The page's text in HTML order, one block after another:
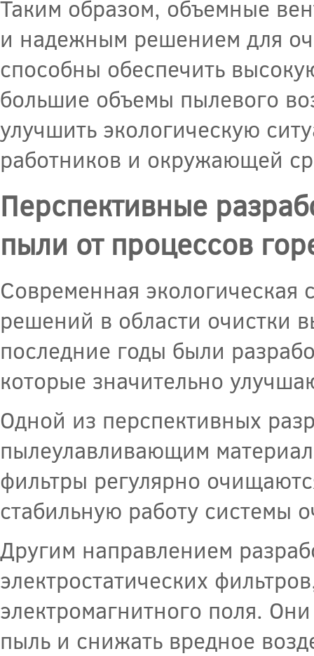
Таким образом, объемные
и надежным решением для
способны обеспечить
большие объемы пылевого
улучшить экологическую
работников и окружающей
Перспективные
пыли от процессов
Современная экологическая
решений в области очистки
последние годы были
которые значительно
Одной из перспективных
пылеулавливающим
фильтры регулярно
стабильную работу системы
Другим направлением
электростатических
электромагнитного поля.
пыль и снижать вредное